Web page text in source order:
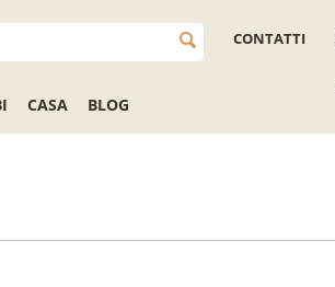
CONTATTI
CASA BLOG